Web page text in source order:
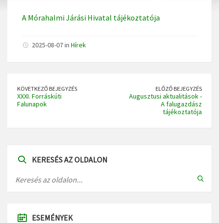
A Mórahalmi Járási Hivatal tájékoztatója
2025-08-07 in Hírek
KÖVETKEZŐ BEJEGYZÉS
XXXI. Forráskúti
Falunapok
ELŐZŐ BEJEGYZÉS
Augusztusi aktualitások -
A falugazdász
tájékoztatója
KERESÉS AZ OLDALON
ESEMÉNYEK